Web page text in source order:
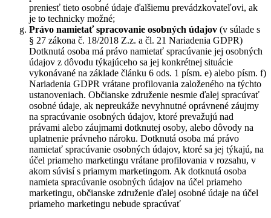
preniesť tieto osobné údaje ďalšiemu prevádzkovateľovi, ak
je to technicky možné;
Právo namietať spracovanie osobných údajov (v súlade s
§ 27 zákona č. 18/2018 Z.z. a čl. 21 Nariadenia GDPR)
Dotknutá osoba má právo namietať spracúvanie jej osobných
údajov z dôvodu týkajúceho sa jej konkrétnej situácie
vykonávané na základe článku 6 ods. 1 písm. e) alebo písm. f)
Nariadenia GDPR vrátane profilovania založeného na týchto
ustanoveniach. Občianske združenie nesmie ďalej spracúvať
osobné údaje, ak nepreukáže nevyhnutné oprávnené záujmy
na spracúvanie osobných údajov, ktoré prevažujú nad
právami alebo záujmami dotknutej osoby, alebo dôvody na
uplatnenie právneho nároku. Dotknutá osoba má právo
namietať spracúvanie osobných údajov, ktoré sa jej týkajú, na
účel priameho marketingu vrátane profilovania v rozsahu, v
akom súvisí s priamym marketingom. Ak dotknutá osoba
namieta spracúvanie osobných údajov na účel priameho
marketingu, občianske združenie ďalej osobné údaje na účel
priameho marketingu nebude spracúvať